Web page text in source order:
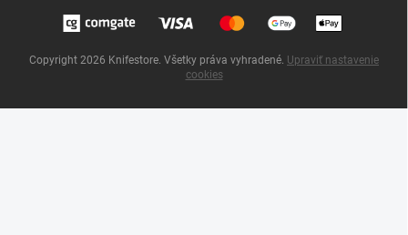
Copyright 2026 Knifestore . Všetky práva vyhradené. Upraviť nastavenie
cookies